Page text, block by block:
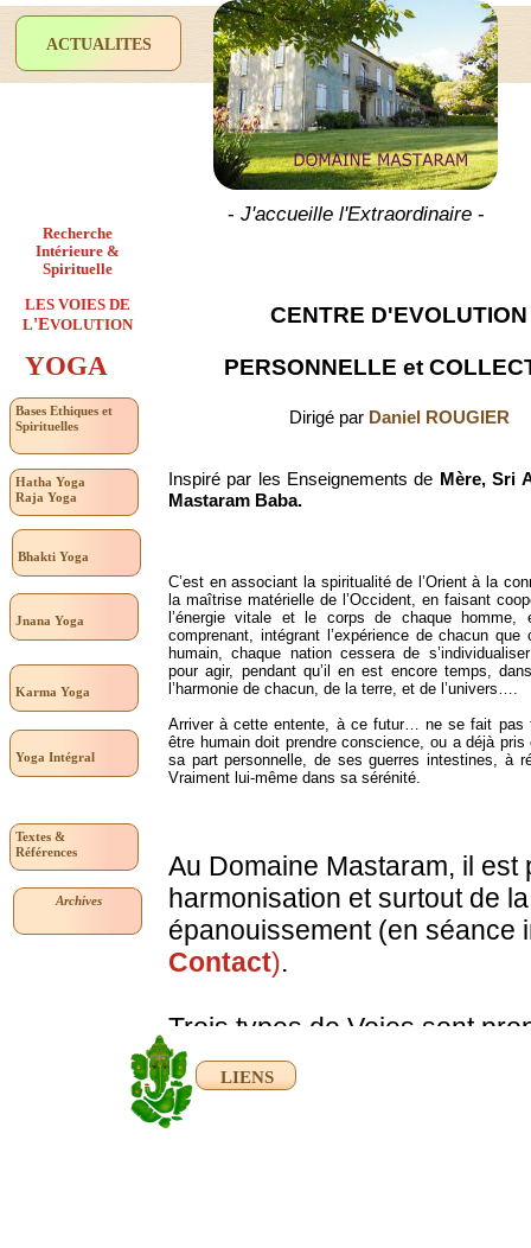
Au Domaine Mastaram, il
harmonisation et surtout de
épanouissement (en séance
Contact).
Trois types de Voies sont
1) les Voies Classiques
2) à partir du Passé de
CENTRE D'EVOLUTION
PERSONNELLE et
Dirigé par Daniel ROUGIER
Inspiré par les Enseignements de Mère, Sri
Mastaram Baba.
C’est en associant la spiritualité de l’Orient à la
la maîtrise matérielle de l’Occident, en faisant
l’énergie vitale et le corps de chaque homme,
comprenant, intégrant l’expérience de chacun que
humain, chaque nation cessera de
pour agir, pendant qu’il en est encore temps,
l’harmonie de chacun, de la terre, et de l’univers….
Arriver à cette entente, à ce futur… ne se fait pas
être humain doit prendre conscience, ou a déjà pris
sa part personnelle, de ses guerres intestines, à
Vraiment lui-même dans sa sérénité.
- J'accueille l'Extraordinaire -
Archives
Textes &
Références
ACTUALITES
YOGA
Recherche
Intérieure &
Spirituelle
LES VOIES DE
L'EVOLUTION
Karma Yoga
Jnana Yoga
Bhakti Yoga
Hatha Yoga
Raja Yoga
Bases Ethiques et
Spirituelles
Yoga Intégral
LIENS